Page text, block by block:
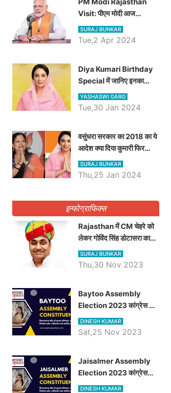
Visit: पीएम मोदी आज
राजस्थान में कोटपूतली में करेंगे
विशाल रैली, एक सभा से 8 सीटों
SURAJ BUNKAR
Tue,2 Apr 2024
Diya Kumari Birthday
Special में जानिए इनका
राजकुमारी से राजस्थान की
डिप्टी सीएम बनने तक का सफर,
YASHASWI GARG
Tue,30 Jan 2024
वसुंधरा सरकार का 2018 का ये
आदेश क्या दिया कुमारी फिर
करेंगी लागू? कांग्रेस सरकार ने
किया था निरस्त
SURAJ BUNKAR
Thu,25 Jan 2024
इन्फोग्राफिक्स
Rajasthan में CM चेहरे को
लेकर गोविंद सिंह डोटासरा का
बड़ा बयान आया सामने, जानें
विचार
SURAJ BUNKAR
Thu,30 Nov 2023
Baytoo Assembly
Election 2023 कांग्रेस से
हरीश चौधरी तो बालाराम मुंड होंगे
भाजपा उम्मीदवार, जानिये बायतू
DINESH KUMAR
Sat,25 Nov 2023
​​​​​​​Jaisalmer Assembly
Election 2023 कांग्रेस
रूपा राम मेघवाल तो छोटु सिंह
DINESH KUMAR